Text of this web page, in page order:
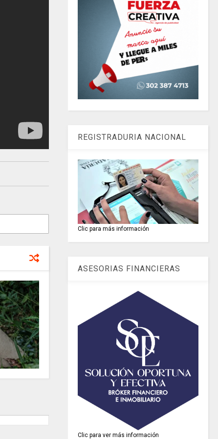
REGISTRADURIA NACIONAL
Clic para más información
ASESORIAS FINANCIERAS
Clic para ver más información